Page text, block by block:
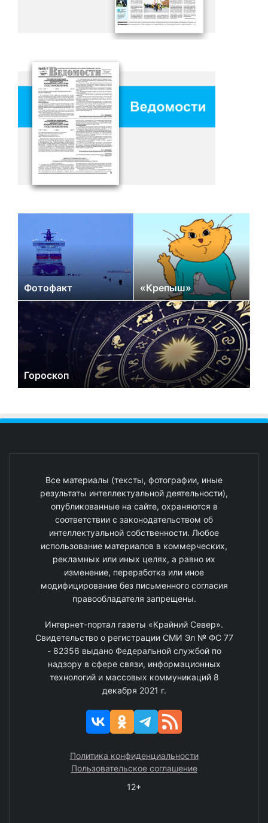
Фотофакт «Крепыш»
Гороскоп
Все материалы (тексты, фотографии, иные
результаты интеллектуальной деятельности),
опубликованные на сайте, охраняются в
соответствии с законодательством об
интеллектуальной собственности. Любое
использование материалов в коммерческих,
рекламных или иных целях, а равно их
изменение, переработка или иное
модифицирование без письменного согласия
правообладателя запрещены.
Интернет-портал газеты «Крайний Север».
Свидетельство о регистрации СМИ Эл № ФС 77
- 82356 выдано Федеральной службой по
надзору в сфере связи, информационных
технологий и массовых коммуникаций 8
декабря 2021 г.
Политика конфиденциальности
Пользовательское соглашение
12+